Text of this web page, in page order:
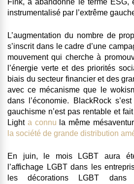
Fink, a abandonné le terme ESG,
instrumentalisé par l’extrême
L’augmentation du nombre de
s’inscrit dans le cadre d’une
mouvement qui cherche à
l’énergie verte et des priorités
biais du secteur financier et des
avec ce mécanisme que le
dans l’économie. BlackRock
gauchisme n’est pas rentable et
Light a connu la même
la société de grande distribution
En juin, le mois LGBT aura
l’affichage LGBTdans les
les décorations LGBT dans